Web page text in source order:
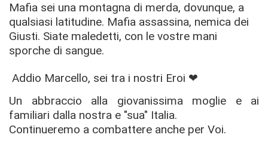
Mafia sei una montagna di merda, dovunque, a
qualsiasi latitudine. Mafia assassina, nemica dei
Giusti. Siate maledetti, con le vostre mani
sporche di sangue.
Addio Marcello, sei tra i nostri Eroi ❤
Un abbraccio alla giovanissima moglie e ai
familiari dalla nostra e "sua" Italia.
Continueremo a combattere anche per Voi.